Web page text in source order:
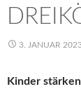
3. JANUAR
Kinder